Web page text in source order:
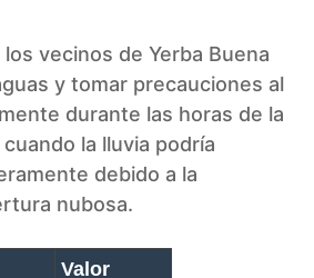
vecinos de Yerba Buena
y tomar precauciones al
durante las horas de la
la lluvia podría
debido a la
nubosa.
Valor